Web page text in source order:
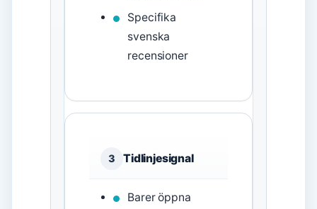
Specifika
svenska
recensioner
3 Tidlinjesignal
Barer öppna